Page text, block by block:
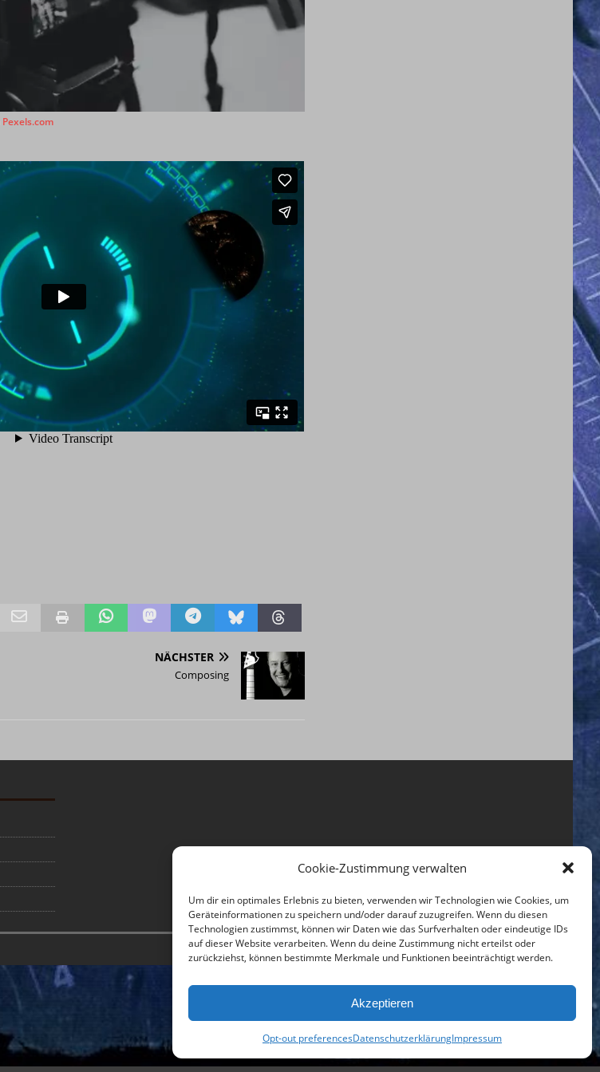
Cookie-Zustimmung verwalten
Um dir ein optimales Erlebnis zu bieten, verwenden wir Technologien wie Cookies, um
Geräteinformationen zu speichern und/oder darauf zuzugreifen. Wenn du diesen
Technologien zustimmst, können wir Daten wie das Surfverhalten oder eindeutige IDs
auf dieser Website verarbeiten. Wenn du deine Zustimmung nicht erteilst oder
zurückziehst, können bestimmte Merkmale und Funktionen beeinträchtigt werden.
Akzeptieren
Opt-out preferencesDatenschutzerklärungImpressum
ALLGEMEIN
Pexels.com
NÄCHSTER
Composing